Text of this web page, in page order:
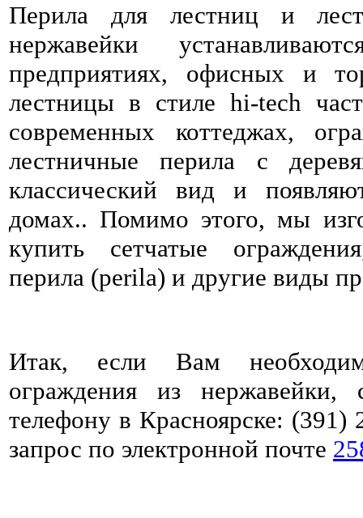
Перила для лестниц и
нержавейки
предприятиях, офисных и
лестницы в стиле hi-tech
современных коттеджах,
лестничные перила с
классический вид и
домах.. Помимо этого, мы
купить сетчатые
перила (perila) и другие виды
Итак, если Вам
ограждения из
телефону в Красноярске:
запрос по электронной почте